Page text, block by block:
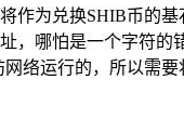
作为兑换SHIB币的
哪怕是一个字符的
络运行的，所以需